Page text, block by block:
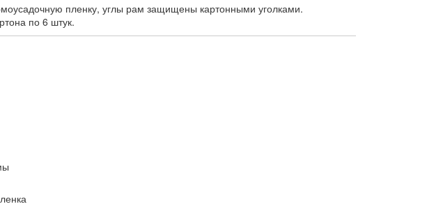
пленку, углы рам защищены картонными уголками.
по 6 штук.